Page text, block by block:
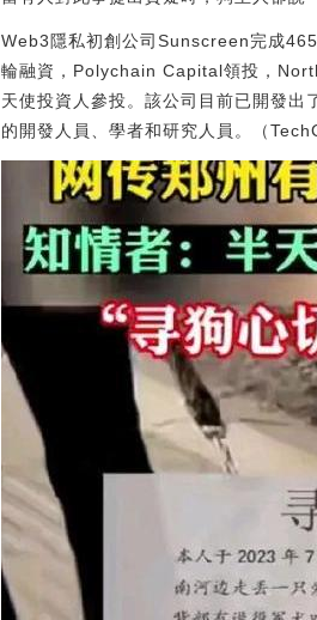
Web3隱私初創公司Sunscreen完成
輪融資，Polychain Capital領投，
天使投資人參投。該公司目前已開發
的開發人員、學者和研究人員。（